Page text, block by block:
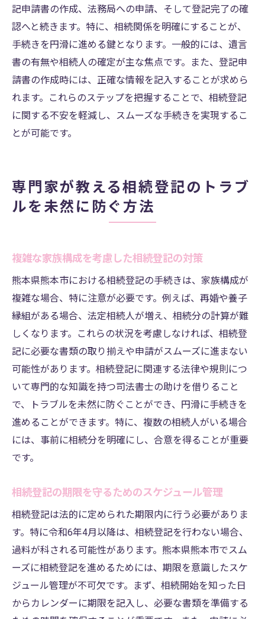
記申請書の作成、法務局への申請、そして登記完了の確
認へと続きます。特に、相続関係を明確にすることが、
手続きを円滑に進める鍵となります。一般的には、遺言
書の有無や相続人の確定が主な焦点です。また、登記申
請書の作成時には、正確な情報を記入することが求めら
れます。これらのステップを把握することで、相続登記
に関する不安を軽減し、スムーズな手続きを実現するこ
とが可能です。
専門家が教える相続登記のトラブ
ルを未然に防ぐ方法
複雑な家族構成を考慮した相続登記の対策
熊本県熊本市における相続登記の手続きは、家族構成が
複雑な場合、特に注意が必要です。例えば、再婚や養子
縁組がある場合、法定相続人が増え、相続分の計算が難
しくなります。これらの状況を考慮しなければ、相続登
記に必要な書類の取り揃えや申請がスムーズに進まない
可能性があります。相続登記に関連する法律や規則につ
いて専門的な知識を持つ司法書士の助けを借りること
で、トラブルを未然に防ぐことができ、円滑に手続きを
進めることができます。特に、複数の相続人がいる場合
には、事前に相続分を明確にし、合意を得ることが重要
です。
相続登記の期限を守るためのスケジュール管理
相続登記は法的に定められた期限内に行う必要がありま
す。特に令和6年4月以降は、相続登記を行わない場合、
過料が科される可能性があります。熊本県熊本市でスム
ーズに相続登記を進めるためには、期限を意識したスケ
ジュール管理が不可欠です。まず、相続開始を知った日
からカレンダーに期限を記入し、必要な書類を準備する